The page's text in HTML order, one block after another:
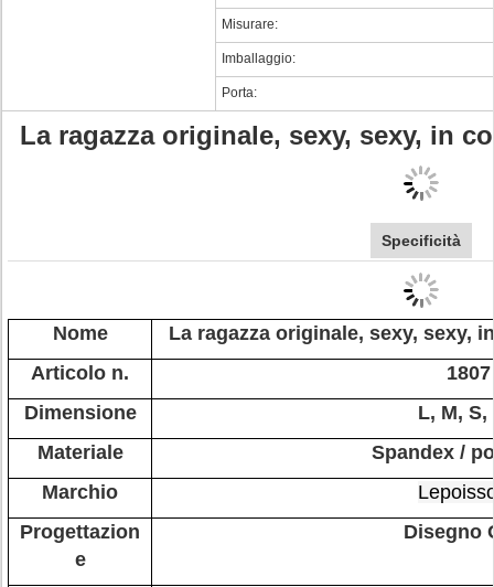
Misurare:
Imballaggio:
Porta:
La ragazza originale, sexy, sexy, in
Specificità
Nome
La ragazza originale, sexy, sexy,
Articolo n.
1807
Dimensione
L, M, S,
Materiale
Spandex /
Marchio
Progettazion
e
Disegno